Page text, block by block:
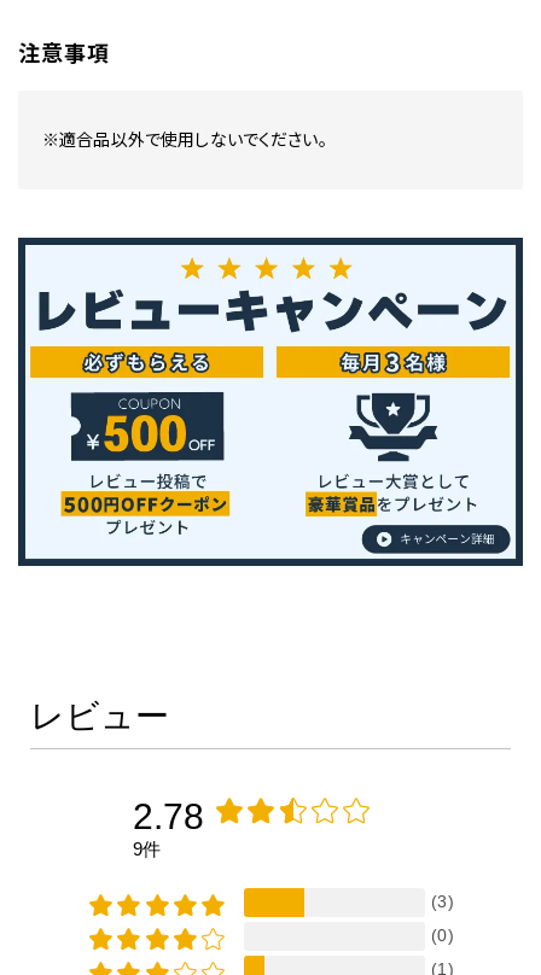
注意事項
※適合品以外で使用しないでください。
レビュー
2.78
9件
(3)
(0)
(1)